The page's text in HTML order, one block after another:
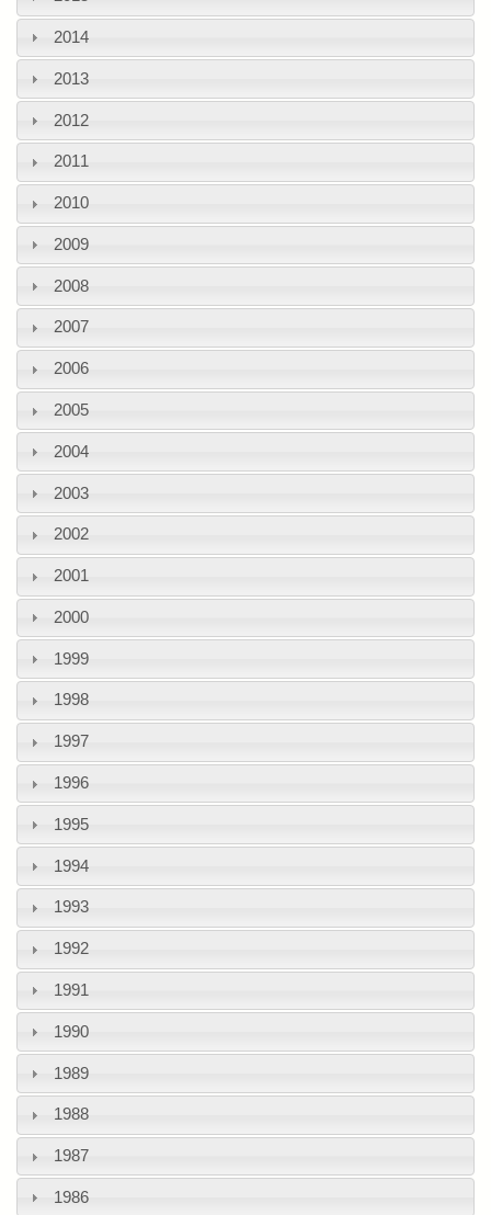
2014
2013
2012
2011
2010
2009
2008
2007
2006
2005
2004
2003
2002
2001
2000
1999
1998
1997
1996
1995
1994
1993
1992
1991
1990
1989
1988
1987
1986